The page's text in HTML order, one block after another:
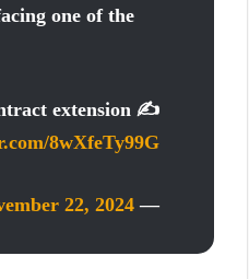
one of the
extension ✍
8wXfeTy99G
— Sky Sports Premier League (@SkySportsPL)
22, 2024